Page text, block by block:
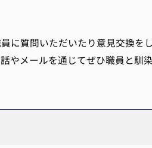
に質問いただいたり意見交換を
やメールを通じてぜひ職員と馴